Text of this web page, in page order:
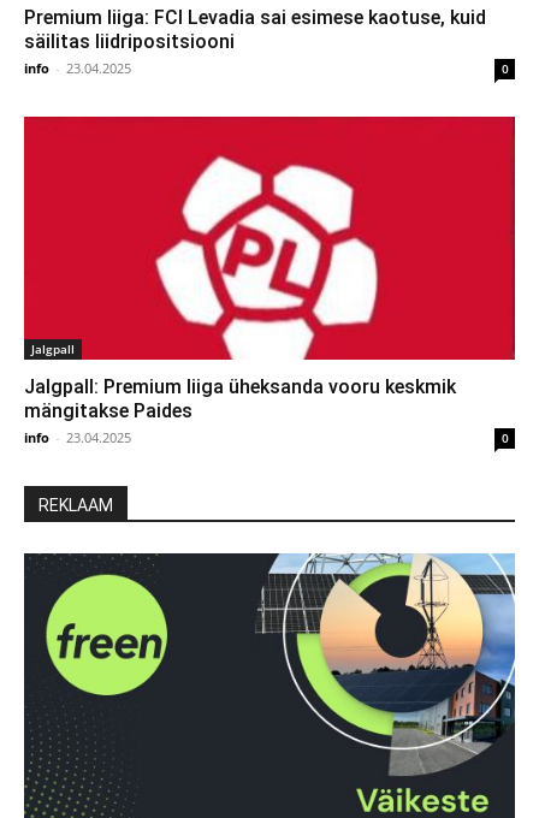
Premium liiga: FCI Levadia sai esimese kaotuse, kuid
säilitas liidripositsiooni
info - 23.04.2025 0
Jalgpall
Jalgpall: Premium liiga üheksanda vooru keskmik
mängitakse Paides
info - 23.04.2025 0
REKLAAM